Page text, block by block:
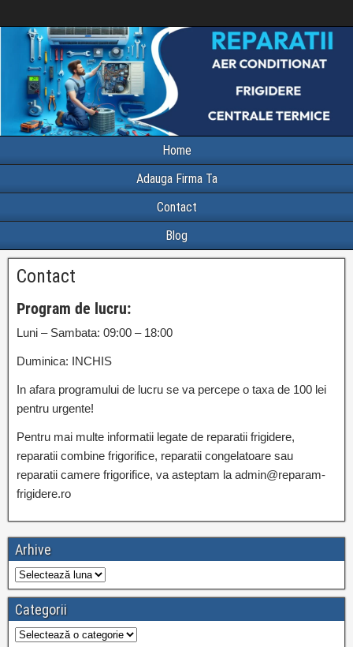
Home
Adauga Firma Ta
Contact
Blog
Contact
Program de lucru:
Luni – Sambata: 09:00 – 18:00
Duminica: INCHIS
In afara programului de lucru se va percepe o taxa de 100 lei
pentru urgente!
Pentru mai multe informatii legate de reparatii frigidere,
reparatii combine frigorifice, reparatii congelatoare sau
reparatii camere frigorifice, va asteptam la admin@reparam-
frigidere.ro
Arhive
Categorii